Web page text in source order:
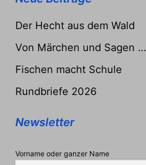
Der Hecht aus dem Wald
Von Märchen und Sagen …
Fischen macht Schule
Rundbriefe 2026
Newsletter
Vorname oder ganzer Name